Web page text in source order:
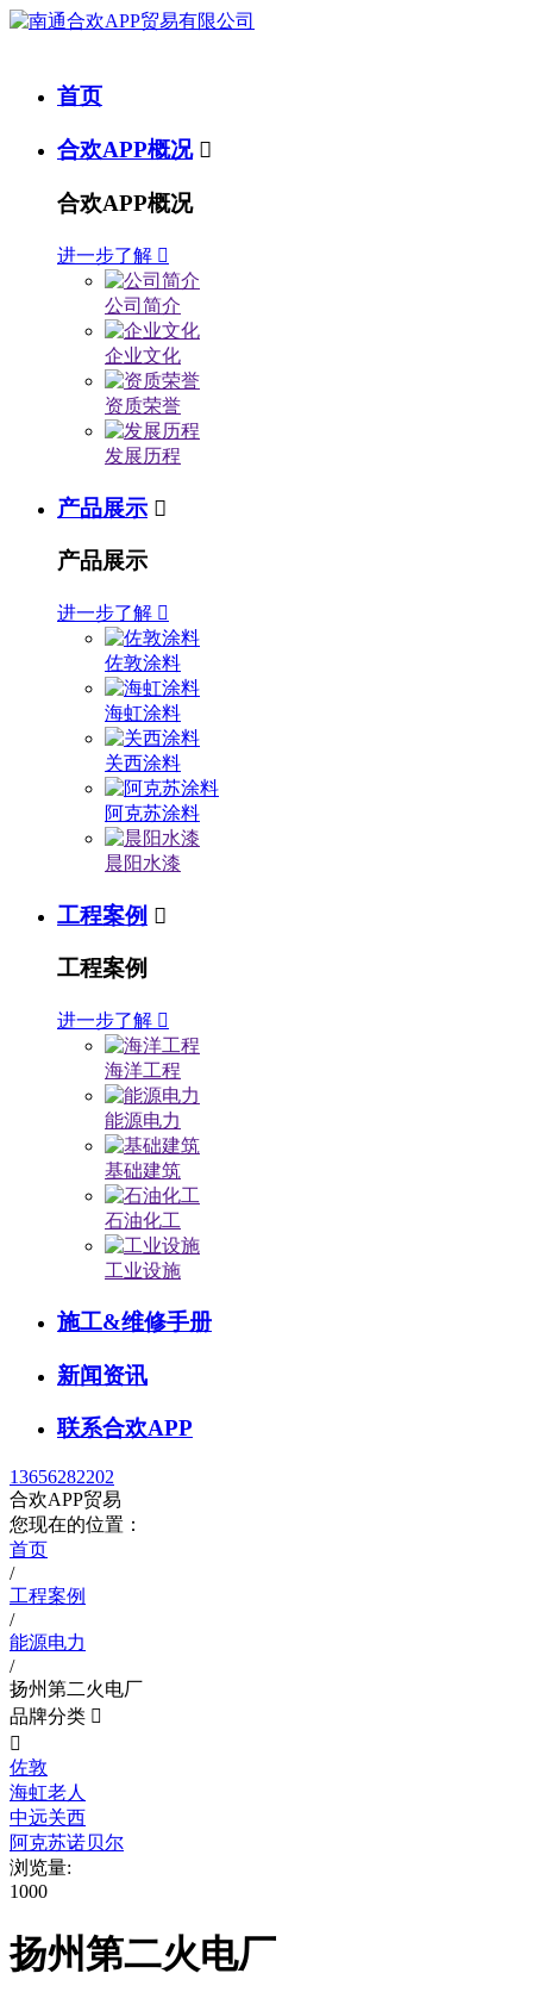
首页
合欢APP概况 
合欢APP概况
进一步了解 
公司简介
企业文化
资质荣誉
发展历程
产品展示 
产品展示
进一步了解 
佐敦涂料
海虹涂料
关西涂料
阿克苏涂料
晨阳水漆
工程案例 
工程案例
进一步了解 
海洋工程
能源电力
基础建筑
石油化工
工业设施
施工&维修手册
新闻资讯
联系合欢APP
13656282202
合欢APP贸易
您现在的位置：
首页
/
工程案例
/
能源电力
/
扬州第二火电厂
品牌分类 

佐敦
海虹老人
中远关西
阿克苏诺贝尔
浏览量:
1000
扬州第二火电厂